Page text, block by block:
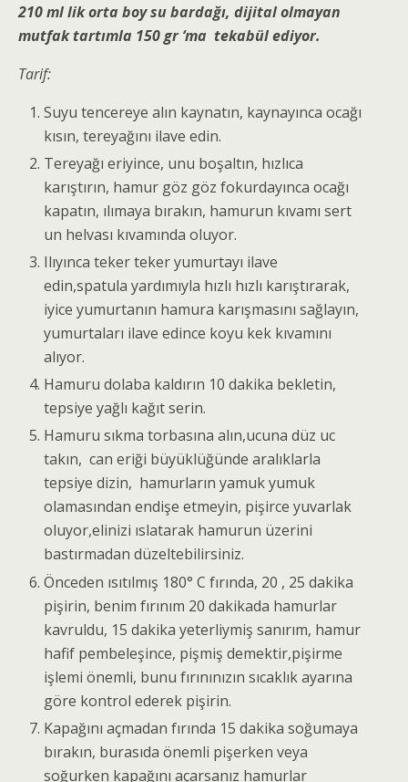
210 ml lik orta boy su bardağı, dijital olmayan
mutfak tartımla 150 gr ‘ma tekabül ediyor.
Tarif:
Suyu tencereye alın kaynatın, kaynayınca ocağı
kısın, tereyağını ilave edin.
Tereyağı eriyince, unu boşaltın, hızlıca
karıştırın, hamur göz göz fokurdayınca ocağı
kapatın, ılımaya bırakın, hamurun kıvamı sert
un helvası kıvamında oluyor.
Ilıyınca teker teker yumurtayı ilave
edin,spatula yardımıyla hızlı hızlı karıştırarak,
iyice yumurtanın hamura karışmasını sağlayın,
yumurtaları ilave edince koyu kek kıvamını
alıyor.
Hamuru dolaba kaldırın 10 dakika bekletin,
tepsiye yağlı kağıt serin.
Hamuru sıkma torbasına alın,ucuna düz uc
takın, can eriği büyüklüğünde aralıklarla
tepsiye dizin, hamurların yamuk yumuk
olamasından endişe etmeyin, pişirce yuvarlak
oluyor,elinizi ıslatarak hamurun üzerini
bastırmadan düzeltebilirsiniz.
Önceden ısıtılmış 180° C fırında, 20 , 25 dakika
pişirin, benim fırınım 20 dakikada hamurlar
kavruldu, 15 dakika yeterliymiş sanırım, hamur
hafif pembeleşince, pişmiş demektir,pişirme
işlemi önemli, bunu fırınınızın sıcaklık ayarına
göre kontrol ederek pişirin.
Kapağını açmadan fırında 15 dakika soğumaya
bırakın, burasıda önemli pişerken veya
soğurken kapağını açarsanız hamurlar